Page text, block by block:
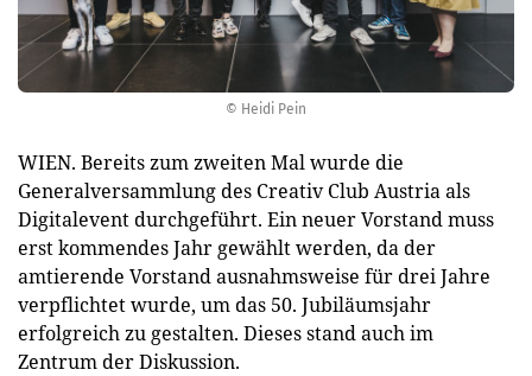
© Heidi Pein
WIEN. Bereits zum zweiten Mal wurde die
Generalversammlung des Creativ Club Austria als
Digitalevent durchgeführt. Ein neuer Vorstand muss
erst kommendes Jahr gewählt werden, da der
amtierende Vorstand ausnahmsweise für drei Jahre
verpflichtet wurde, um das 50. Jubiläumsjahr
erfolgreich zu gestalten. Dieses stand auch im
Zentrum der Diskussion.